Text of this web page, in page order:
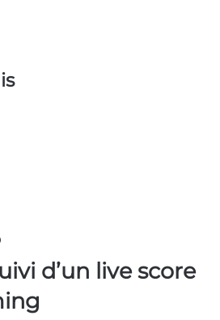
d’un live score